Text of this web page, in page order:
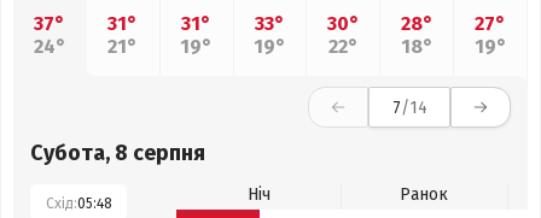
37°
24°
31°
21°
31°
19°
33°
19°
30°
22°
28°
18°
27°
19°
7/14
Субота, 8 серпня
Схід:05:48 Ніч
Ранок